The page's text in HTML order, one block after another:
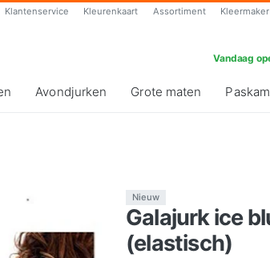
Klantenservice Kleurenkaart Assortiment Kleermaker
Vandaag
Avondjurken Grote maten
Nieuw
Galajurk ice
(elastisch)